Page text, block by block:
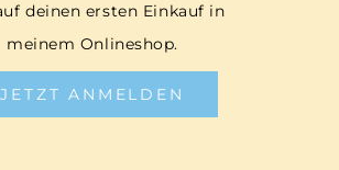
deinen ersten Einkauf in
meinem Onlineshop.
JETZT ANMELDEN